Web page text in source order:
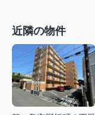
近隣の物件